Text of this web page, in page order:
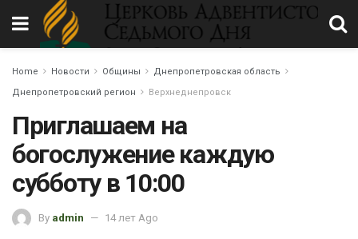
Home Новости Общины
Днепропетровская область
Днепропетровский регион
Верхнеднепровск
Приглашаем на
богослужение каждую
субботу в 10:00
By admin 14 лет Ago